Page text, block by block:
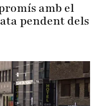
amb el
pendent dels